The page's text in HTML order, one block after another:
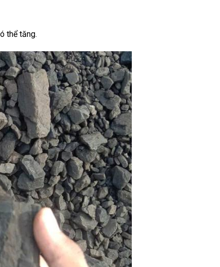
thể tăng.